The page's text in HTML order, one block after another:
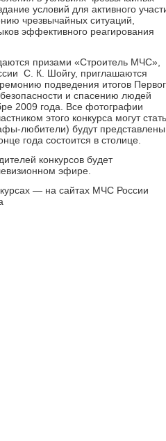
условий для активного
чрезвычайных ситуаций,
эффективного реагирования
призами «Строитель МЧС»,
С. К. Шойгу, приглашаются
подведения итогов
и спасению людей
2009 года. Все фотографии
этого конкурса могут
любители) будут представлены
года состоится в столице.
конкурсов будет
эфире.
— на сайтах МЧС России